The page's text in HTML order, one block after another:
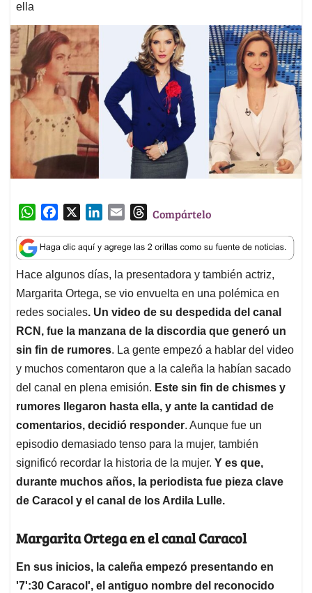
ella
W
a
t
s
A
p
p
c
e
b
o
o
k
n
k
e
d
I
n
a
i
l
T
r
e
a
d
s
Compártelo
Hace algunos días, la presentadora y también actriz,
Margarita Ortega, se vio envuelta en una polémica en
redes sociales. Un video de su despedida del canal
RCN, fue la manzana de la discordia que generó un
sin fin de rumores. La gente empezó a hablar del video
y muchos comentaron que a la caleña la habían sacado
del canal en plena emisión. Este sin fin de chismes y
rumores llegaron hasta ella, y ante la cantidad de
comentarios, decidió responder. Aunque fue un
episodio demasiado tenso para la mujer, también
significó recordar la historia de la mujer. Y es que,
durante muchos años, la periodista fue pieza clave
de Caracol y el canal de los Ardila Lulle.
Margarita Ortega en el canal Caracol
En sus inicios, la caleña empezó presentando en
'7':30 Caracol', el antiguo nombre del reconocido